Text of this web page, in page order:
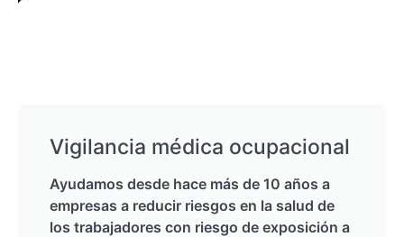
Vigilancia médica ocupacional
Ayudamos desde hace más de 10 años a
empresas a reducir riesgos en la salud de
los trabajadores con riesgo de exposición a